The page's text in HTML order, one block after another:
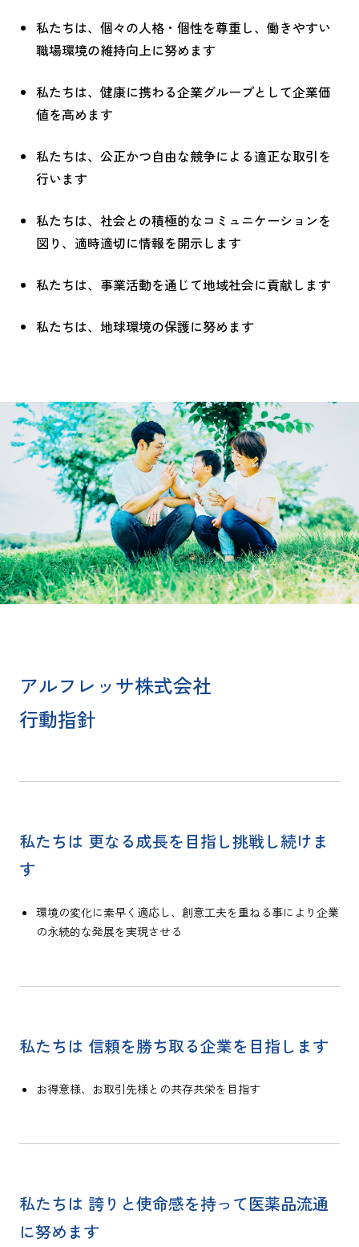
私たちは、個々の人格・個性を尊重し、働きやすい
職場環境の維持向上に努めます
私たちは、健康に携わる企業グループとして企業価
値を高めます
私たちは、公正かつ自由な競争による適正な取引を
行います
私たちは、社会との積極的なコミュニケーションを
図り、適時適切に情報を開示します
私たちは、事業活動を通じて地域社会に貢献します
私たちは、地球環境の保護に努めます
アルフレッサ株式会社
行動指針
私たちは 更なる成長を目指し挑戦し続けま
す
環境の変化に素早く適応し、創意工夫を重ねる事により企業
の永続的な発展を実現させる
私たちは 信頼を勝ち取る企業を目指します
お得意様、お取引先様との共存共栄を目指す
私たちは 誇りと使命感を持って医薬品流通
に努めます